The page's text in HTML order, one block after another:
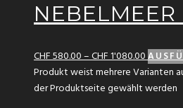
NEBELMEER
CHF580.00–CHF1'080.00
Produkt weist mehrere Varianten
der Produktseite gewählt werden